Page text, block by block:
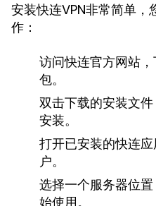
安装快连VPN非常简单
作：
访问快连官方网站
包。
双击下载的安装文
安装。
打开已安装的快连
户。
选择一个服务器位
始使用。